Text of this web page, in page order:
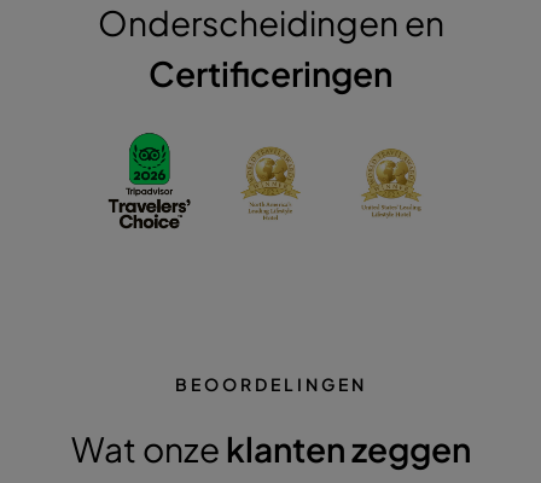
Onderscheidingen en
Certificeringen
BEOORDELINGEN
Wat onze klanten zeggen